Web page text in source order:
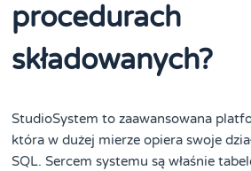
procedurach
składowanych?
StudioSystem to zaawansowana
która w dużej mierze opiera swoje
SQL. Sercem systemu są właśnie